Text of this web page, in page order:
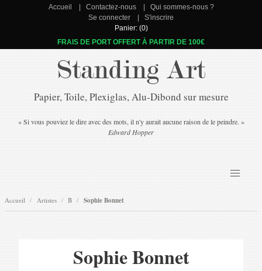
Accueil Contactez-nous
Qui sommes-nous ?
Se connecter
S'inscrire
Panier: (0)
FRAIS DE PORT OFFERT À PARTIR DE 100€
Standing Art
Papier, Toile, Plexiglas, Alu-Dibond sur mesure
« Si vous pouviez le dire avec des mots, il n'y aurait aucune raison de le peindre. »
Edward Hopper
Accueil Artistes B Sophie Bonnet
Sophie Bonnet